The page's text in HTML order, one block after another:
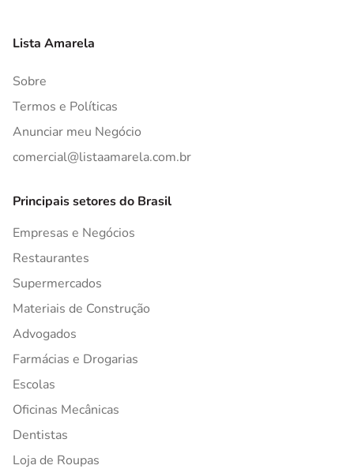
Lista Amarela
Sobre
Termos e Políticas
Anunciar meu Negócio
comercial@listaamarela.com.br
Principais setores do Brasil
Empresas e Negócios
Restaurantes
Supermercados
Materiais de Construção
Advogados
Farmácias e Drogarias
Escolas
Oficinas Mecânicas
Dentistas
Loja de Roupas